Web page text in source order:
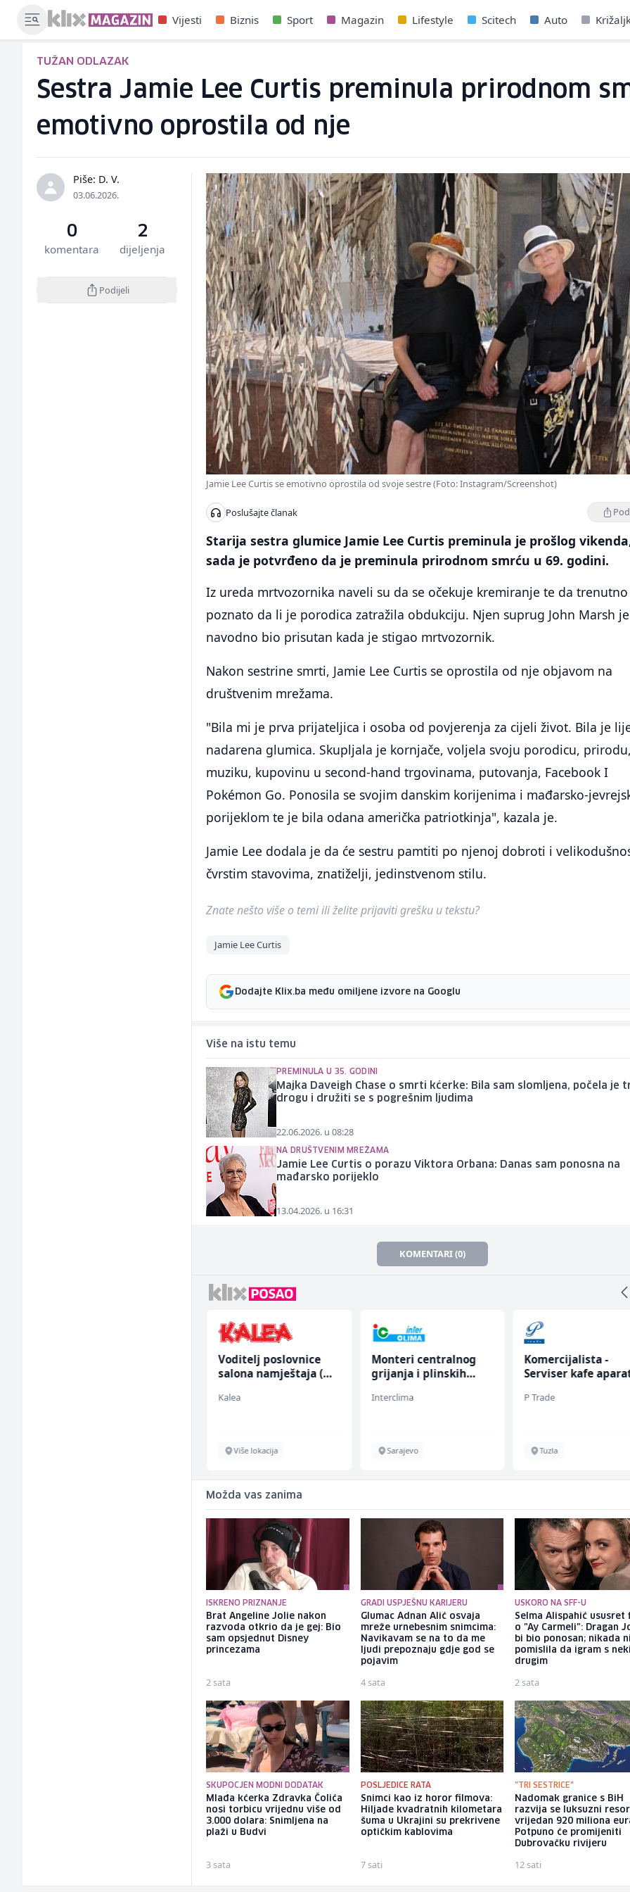
Vijesti Biznis Sport Magazin Lifestyle Scitech Auto
TUŽAN ODLAZAK
Sestra Jamie Lee Curtis preminula prirodnom
emotivno oprostila od nje
Piše: D. V.
03.06.2026.
0
komentara
2
dijeljenja
Podijeli
Jamie Lee Curtis se emotivno oprostila od svoje sestre (Foto: Instagram/Screenshot)
Poslušajte članak
Starija sestra glumice Jamie Lee Curtis preminula je prošlog
sada je potvrđeno da je preminula prirodnom smrću u 69. godini.
Iz ureda mrtvozornika naveli su da se očekuje kremiranje te da
poznato da li je porodica zatražila obdukciju. Njen suprug John Marsh je
navodno bio prisutan kada je stigao mrtvozornik.
Nakon sestrine smrti, Jamie Lee Curtis se oprostila od nje objavom na
društvenim mrežama.
"Bila mi je prva prijateljica i osoba od povjerenja za cijeli život. Bila je
nadarena glumica. Skupljala je kornjače, voljela svoju porodicu, prirodu,
muziku, kupovinu u second-hand trgovinama, putovanja, Facebook I
Pokémon Go. Ponosila se svojim danskim korijenima i mađarsko-
porijeklom te je bila odana američka patriotkinja", kazala je.
Jamie Lee dodala je da će sestru pamtiti po njenoj dobroti i
čvrstim stavovima, znatiželji, jedinstvenom stilu.
Znate nešto više o temi ili želite prijaviti grešku u tekstu?
Jamie Lee Curtis
Dodajte Klix.ba među omiljene izvore na Googlu
Više na istu temu
PREMINULA U 35. GODINI
Majka Daveigh Chase o smrti kćerke: Bila sam slomljena, počela je
drogu i družiti se s pogrešnim ljudima
22.06.2026. u 08:28
NA DRUŠTVENIM MREŽAMA
Jamie Lee Curtis o porazu Viktora Orbana: Danas sam ponosna na
mađarsko porijeklo
13.04.2026. u 16:31
KOMENTARI (0)
Voditelj poslovnice
salona namještaja (m/
Kalea
Više lokacija
Monteri centralnog
grijanja i plinskih
Interclima
Sarajevo
Komercijalista -
Serviser kafe
P Trade
Tuzla
Možda vas zanima
ISKRENO PRIZNANJE
Brat Angeline Jolie nakon
razvoda otkrio da je gej: Bio
sam opsjednut Disney
princezama
2 sata
GRADI USPJEŠNU KARIJERU
Glumac Adnan Alić osvaja
mreže urnebesnim snimcima:
Navikavam se na to da me
ljudi prepoznaju gdje god se
pojavim
4 sata
USKORO NA SFF-U
Selma Alispahić ususret
o "Ay Carmeli": Dragan
bi bio ponosan; nikada
pomislila da igram s
drugim
2 sata
SKUPOCJEN MODNI DODATAK
Mlađa kćerka Zdravka Čolića
nosi torbicu vrijednu više od
3.000 dolara: Snimljena na
plaži u Budvi
3 sata
POSLJEDICE RATA
Snimci kao iz horor filmova:
Hiljade kvadratnih kilometara
šuma u Ukrajini su prekrivene
optičkim kablovima
7 sati
"TRI SESTRICE"
Nadomak granice s BiH
razvija se luksuzni
vrijedan 920 miliona
Potpuno će promijeniti
Dubrovačku rivijeru
12 sati